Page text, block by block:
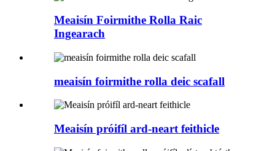
Meaisín Foirmithe Rolla Raic
Ingearach
meaisín foirmithe rolla deic scafall
Meaisín próifíl ard-neart feithicle